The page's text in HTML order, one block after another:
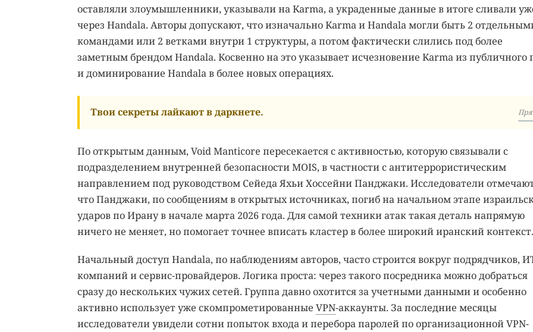
оставляли злоумышленники, указывали на Karma, а украденные данные в итоге сливали
через Handala. Авторы допускают, что изначально Karma и Handala могли быть 2
командами или 2 ветками внутри 1 структуры, а потом фактически слились под более
заметным брендом Handala. Косвенно на это указывает исчезновение Karma из публичного
и доминирование Handala в более новых операциях.
Твои секреты лайкают в даркнете.
По открытым данным, Void Manticore пересекается с активностью, которую связывали с
подразделением внутренней безопасности MOIS, в частности с антитеррористическим
направлением под руководством Сейеда Яхьи Хоссейни Панджаки. Исследователи
что Панджаки, по сообщениям в открытых источниках, погиб на начальном этапе
ударов по Ирану в начале марта 2026 года. Для самой техники атак такая деталь напрямую
ничего не меняет, но помогает точнее вписать кластер в более широкий иранский контекст.
Начальный доступ Handala, по наблюдениям авторов, часто строится вокруг подрядчиков,
компаний и сервис-провайдеров. Логика проста: через такого посредника можно добраться
сразу до нескольких чужих сетей. Группа давно охотится за учетными данными и особенно
активно использует уже скомпрометированные VPN-аккаунты. За последние месяцы
исследователи увидели сотни попыток входа и перебора паролей по организационной VPN-